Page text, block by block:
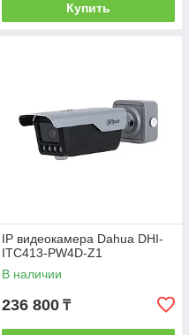
Купить
IP видеокамера Dahua DHI-
ITC413-PW4D-Z1
В наличии
236 800 ₸